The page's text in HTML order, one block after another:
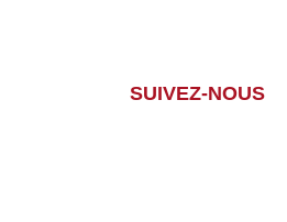
SUIVEZ-NOUS